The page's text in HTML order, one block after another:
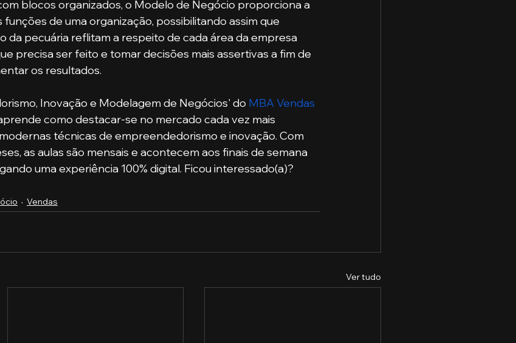
funções de uma organização, possibilitando assim que
da pecuária reflitam a respeito de cada área da empresa
precisa ser feito e tomar decisões mais assertivas a fim de
os resultados.
Inovação e Modelagem de Negócios' do MBA Vendas
como destacar-se no mercado cada vez mais
técnicas de empreendedorismo e inovação. Com
as aulas são mensais e acontecem aos finais de semana
uma experiência 100% digital. Ficou interessado(a)?
Vendas
Ver tudo